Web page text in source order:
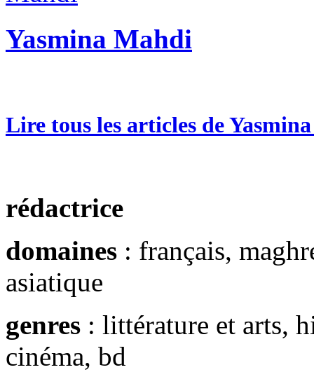
Yasmina Mahdi
Lire tous les articles de
rédactrice
domaines : français,
asiatique
genres : littérature et arts,
cinéma, bd